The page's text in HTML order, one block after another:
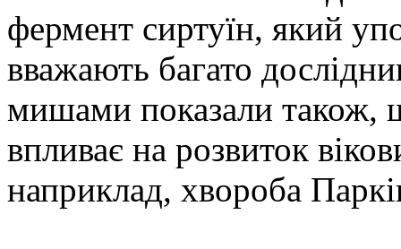
фермент сиртуїн, який
вважають багато
мишами показали також,
впливає на розвиток
наприклад, хвороба